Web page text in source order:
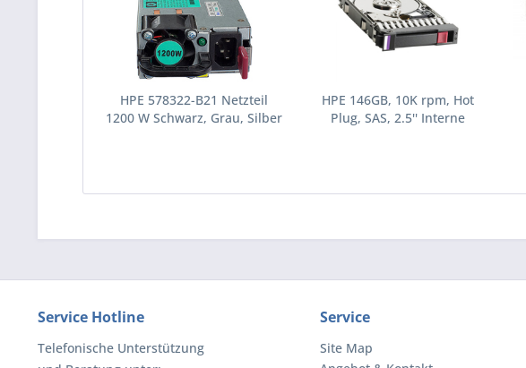
HPE 578322-B21 Netzteil
1200 W Schwarz, Grau, Silber
HPE 146GB, 10K rpm, Hot
Plug, SAS, 2.5'' Interne
Service Hotline
Telefonische Unterstützung
Service
Site Map